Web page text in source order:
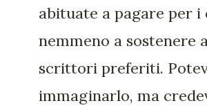
abituate a pagare per i
nemmeno a sostenere
scrittori preferiti.
immaginarlo, ma